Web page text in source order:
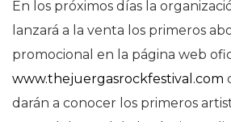
En los próximos días la
lanzará a la venta los primeros
promocional en la página web
www.thejuergasrockfestival.com
darán a conocer los primeros